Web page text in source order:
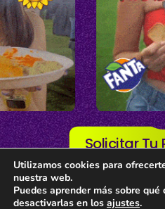
Solicitar Tu
Utilizamos cookies para
nuestra web.
Puedes aprender más sobre
desactivarlas en los ajustes.